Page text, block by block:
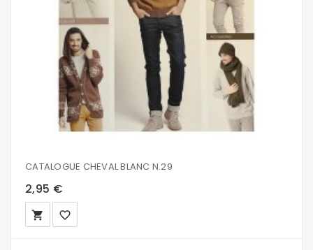
CATALOGUE CHEVAL BLANC N.29
2,95 €
local_grocery_store favorite_border